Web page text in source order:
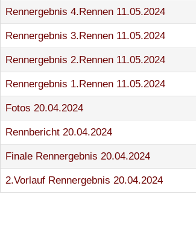
Rennergebnis 4.Rennen 11.05.2024
Rennergebnis 3.Rennen 11.05.2024
Rennergebnis 2.Rennen 11.05.2024
Rennergebnis 1.Rennen 11.05.2024
Fotos 20.04.2024
Rennbericht 20.04.2024
Finale Rennergebnis 20.04.2024
2.Vorlauf Rennergebnis 20.04.2024